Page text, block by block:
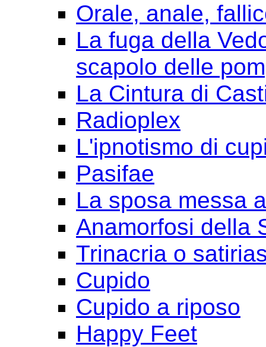
Orale, anale,
La fuga della
scapolo delle
La Cintura di
Radioplex
L'ipnotismo di
Pasifae
La sposa messa
Anamorfosi della
Trinacria o
Cupido
Cupido a riposo
Happy Feet